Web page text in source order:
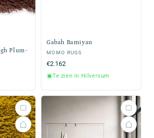
Plum-
Gabah Bamiyan
Verkoper:
MOMO RUGS
Normale
prijs
€2.162
Te zien in Hilversum